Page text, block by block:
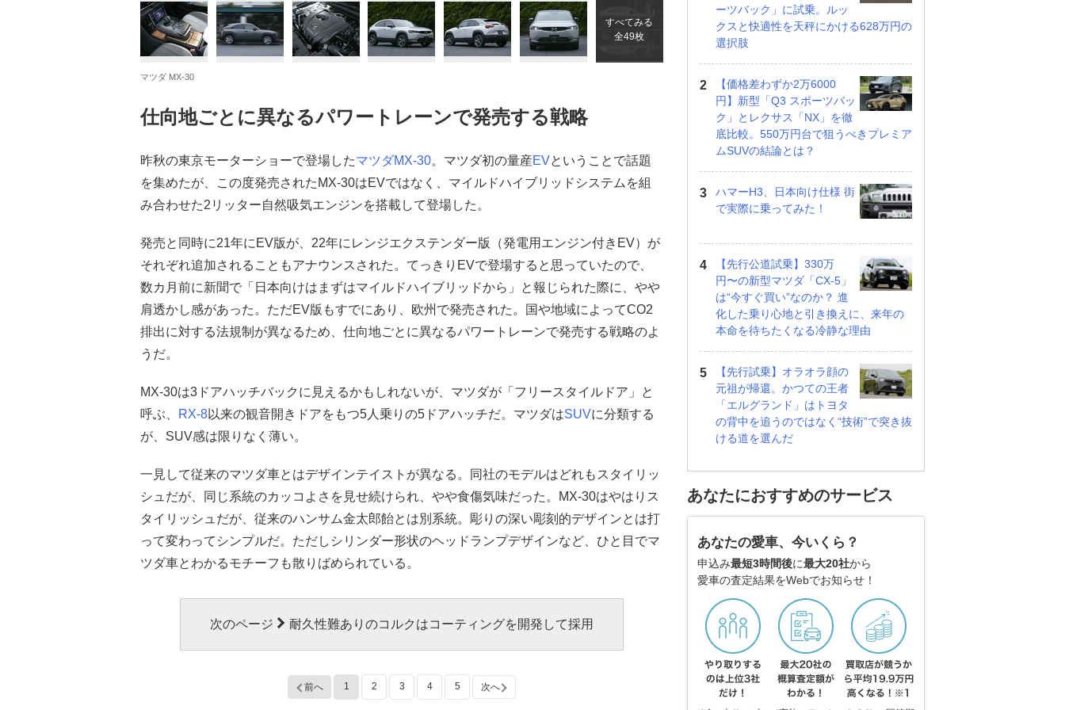
すべてみる
全49枚
マツダ MX-30
仕向地ごとに異なるパワートレーンで発売する戦略
昨秋の東京モーターショーで登場したマツダMX-30。マツダ初の量産EVということで話題
を集めたが、この度発売されたMX-30はEVではなく、マイルドハイブリッドシステムを組
み合わせた2リッター自然吸気エンジンを搭載して登場した。
発売と同時に21年にEV版が、22年にレンジエクステンダー版（発電用エンジン付きEV）が
それぞれ追加されることもアナウンスされた。てっきりEVで登場すると思っていたので、
数カ月前に新聞で「日本向けはまずはマイルドハイブリッドから」と報じられた際に、やや
肩透かし感があった。ただEV版もすでにあり、欧州で発売された。国や地域によってCO2
排出に対する法規制が異なるため、仕向地ごとに異なるパワートレーンで発売する戦略のよ
うだ。
MX-30は3ドアハッチバックに見えるかもしれないが、マツダが「フリースタイルドア」と
呼ぶ、
RX-8以来の観音開きドアをもつ5人乗りの5ドアハッチだ。マツダはSUVに分類する
が、SUV感は限りなく薄い。
一見して従来のマツダ車とはデザインテイストが異なる。同社のモデルはどれもスタイリッ
シュだが、同じ系統のカッコよさを見せ続けられ、やや食傷気味だった。MX-30はやはりス
タイリッシュだが、従来のハンサム金太郎飴とは別系統。彫りの深い彫刻的デザインとは打
って変わってシンプルだ。ただしシリンダー形状のヘッドランプデザインなど、ひと目でマ
ツダ車とわかるモチーフも散りばめられている。
次のページ 耐久性難ありのコルクはコーティングを開発して採用
前へ 1 2 3 4 5 次へ
ーツバック」に試乗。ルッ
クスと快適性を天秤にかける628万円の
選択肢
【価格差わずか2万6000
円】新型「Q3 スポーツバッ
ク」とレクサス「NX」を徹
底比較。550万円台で狙うべきプレミア
ムSUVの結論とは？
ハマーH3、日本向け仕様 街
で実際に乗ってみた！
【先行公道試乗】330万
円〜の新型マツダ「CX-5」
は“今すぐ買い”なのか？ 進
化した乗り心地と引き換えに、来年の
本命を待ちたくなる冷静な理由
【先行試乗】オラオラ顔の
元祖が帰還。かつての王者
「エルグランド」はトヨタ
の背中を追うのではなく“技術”で突き抜
ける道を選んだ
あなたにおすすめのサービス
あなたの愛車、今いくら？
申込み最短3時間後に最大20社から
愛車の査定結果をWebでお知らせ！